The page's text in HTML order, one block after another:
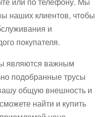
наших клиентов, чтобы
и
покупателя.
являются важным
подобранные трусы
общую внешность и
найти и купить